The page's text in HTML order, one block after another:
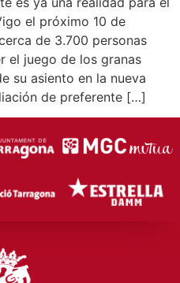
el próximo 10 de
de 3.700 personas
el juego de los granas
su asiento en la nueva
de preferente […]